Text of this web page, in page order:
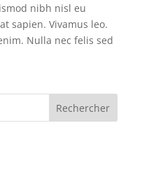
nibh nisl eu
sapien. Vivamus leo.
Nulla nec felis sed
Rechercher